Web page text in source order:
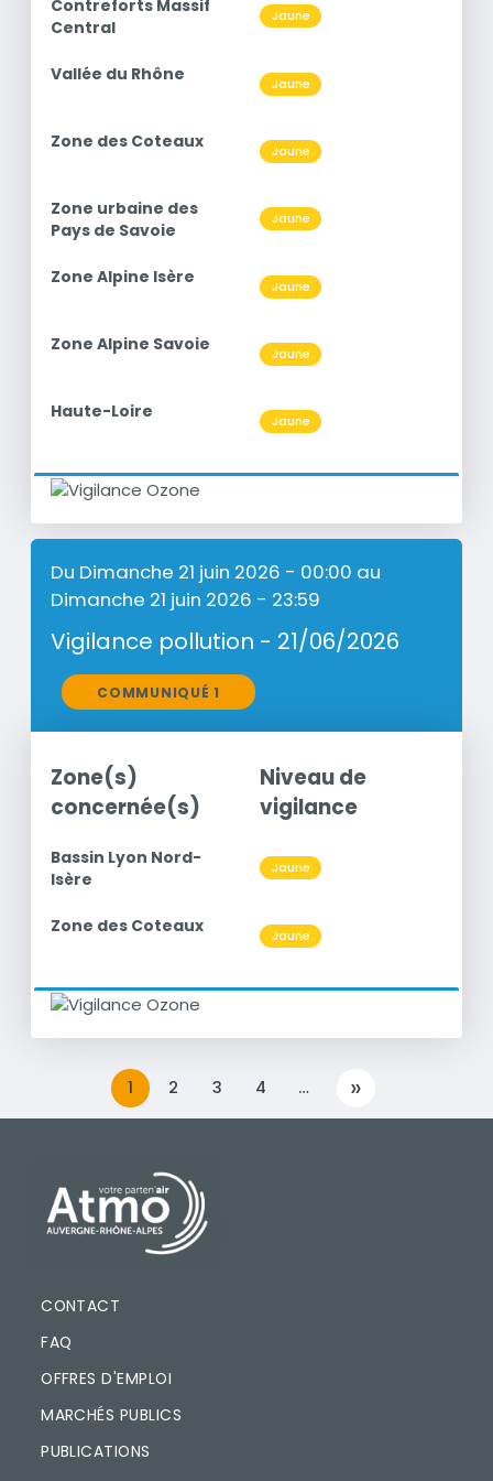
titre
Contreforts Massif
Central
Jaune
titre
Vallée du Rhône Niveau
Jaune
titre
Zone des Coteaux Niveau
Jaune
titre
Zone urbaine des
Pays de Savoie
Niveau
Jaune
titre
Zone Alpine Isère Niveau
Jaune
titre
Zone Alpine Savoie Niveau
Jaune
titre
Haute-Loire Niveau
Jaune
Du Dimanche 21 juin 2026 - 00:00 au
Dimanche 21 juin 2026 - 23:59
Vigilance pollution - 21/06/2026
Communiqués
COMMUNIQUÉ 1
Zone(s)
concernée(s)
Niveau de
vigilance
titre
Bassin Lyon Nord-
Isère
Niveau
Jaune
titre
Zone des Coteaux Niveau
Jaune
1 2 3 4 … ››
»
PIED DE PAGE
CONTACT
FAQ
OFFRES D'EMPLOI
MARCHÉS PUBLICS
PUBLICATIONS